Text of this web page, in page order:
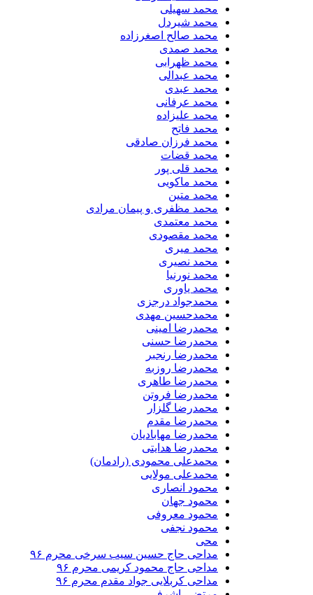
محمد سهیلی
​محمد شیردل
محمد صالح اصغرزاده
محمد صمدی
محمد ظهرابی
محمد عبدالی
محمد عبدی
محمد عرفانی
محمد علیزاده
محمد فاتح
محمد فرزان صادقی
محمد قضات
محمد قلی پور
محمد ماکویی
محمد متین
محمد مظفری و پیمان مرادی
محمد معتمدی
محمد مقصودی
محمد میری
محمد نصیری
محمد نورنیا
محمد یاوری
محمدجواد درجزی
محمدحسین مهدی
محمدرضا امینی
محمدرضا حسنی
محمدرضا رنجبر
محمدرضا روزبه
محمدرضا طاهری
محمدرضا فروتن
محمدرضا گلزار
محمدرضا مقدم
محمدرضا مهابادیان
محمدرضا هدایتی
محمدعلی محمودی (رادمان)
محمدعلی مولایی
محمود انصاری
محمود جهان
محمود معروفی
محمود نجفی
محی
مداحی حاج حسین سیب سرخی محرم ۹۶
مداحی حاج محمود کریمی محرم ۹۶
مداحی کربلایی جواد مقدم محرم ۹۶